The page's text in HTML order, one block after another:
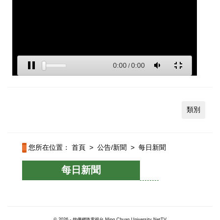
類別
您所在位置： 首頁 > 公告/新聞 > 每日新聞
每日新聞